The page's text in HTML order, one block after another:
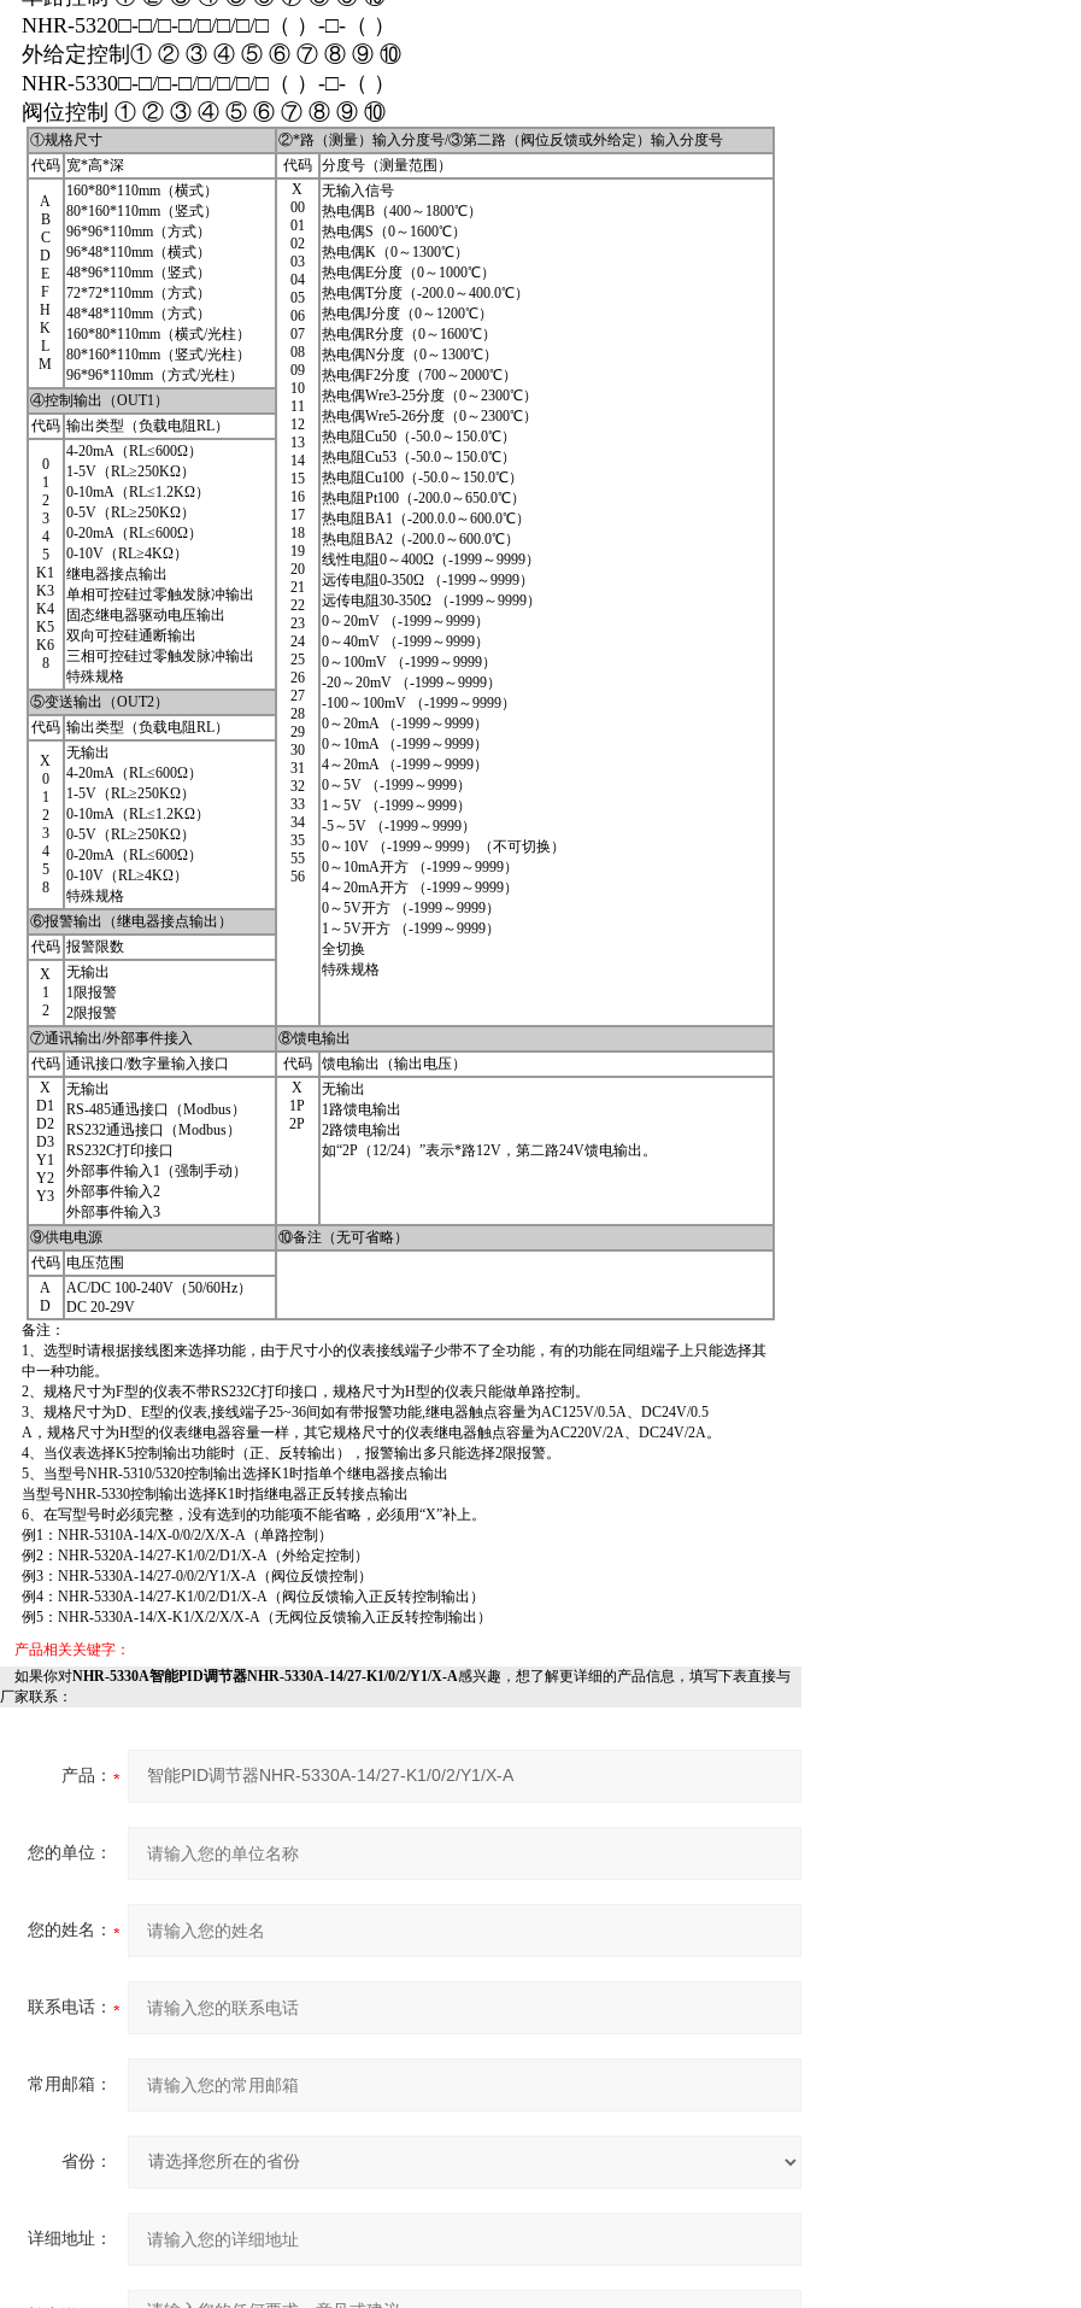
NHR-5320□-□/□-□/□/□/□/□（ ）-□-（ ）
外给定控制① ② ③ ④ ⑤ ⑥ ⑦ ⑧ ⑨ ⑩
NHR-5330□-□/□-□/□/□/□/□（ ）-□-（ ）
阀位控制 ① ② ③ ④ ⑤ ⑥ ⑦ ⑧ ⑨ ⑩
①规格尺寸
②*路（测量）输入分度号/③第二路（阀位反馈或外给定）输入分度号
代码 宽*高*深 代码 分度号（测量范围）
A
B
C
D
E
F
H
K
L
M
160*80*110mm（横式）
80*160*110mm（竖式）
96*96*110mm（方式）
96*48*110mm（横式）
48*96*110mm（竖式）
72*72*110mm（方式）
48*48*110mm（方式）
160*80*110mm（横式/光柱）
80*160*110mm（竖式/光柱）
96*96*110mm（方式/光柱）
X
00
01
02
03
04
05
06
07
08
09
10
11
12
13
14
15
16
17
18
19
20
21
22
23
24
25
26
27
28
29
30
31
32
33
34
35
55
56
无输入信号
热电偶B（400～1800℃）
热电偶S（0～1600℃）
热电偶K（0～1300℃）
热电偶E分度（0～1000℃）
热电偶T分度（-200.0～400.0℃）
热电偶J分度（0～1200℃）
热电偶R分度（0～1600℃）
热电偶N分度（0～1300℃）
热电偶F2分度（700～2000℃）
热电偶Wre3-25分度（0～2300℃）
热电偶Wre5-26分度（0～2300℃）
热电阻Cu50（-50.0～150.0℃）
热电阻Cu53（-50.0～150.0℃）
热电阻Cu100（-50.0～150.0℃）
热电阻Pt100（-200.0～650.0℃）
热电阻BA1（-200.0.0～600.0℃）
热电阻BA2（-200.0～600.0℃）
线性电阻0～400Ω（-1999～9999）
远传电阻0-350Ω （-1999～9999）
远传电阻30-350Ω （-1999～9999）
0～20mV （-1999～9999）
0～40mV （-1999～9999）
0～100mV （-1999～9999）
-20～20mV （-1999～9999）
-100～100mV （-1999～9999）
0～20mA （-1999～9999）
0～10mA （-1999～9999）
4～20mA （-1999～9999）
0～5V （-1999～9999）
1～5V （-1999～9999）
-5～5V （-1999～9999）
0～10V （-1999～9999）（不可切换）
0～10mA开方 （-1999～9999）
4～20mA开方 （-1999～9999）
0～5V开方 （-1999～9999）
1～5V开方 （-1999～9999）
全切换
特殊规格
④控制输出（OUT1）
代码 输出类型（负载电阻RL）
0
1
2
3
4
5
K1
K3
K4
K5
K6
8
4-20mA（RL≤600Ω）
1-5V（RL≥250KΩ）
0-10mA（RL≤1.2KΩ）
0-5V（RL≥250KΩ）
0-20mA（RL≤600Ω）
0-10V（RL≥4KΩ）
继电器接点输出
单相可控硅过零触发脉冲输出
固态继电器驱动电压输出
双向可控硅通断输出
三相可控硅过零触发脉冲输出
特殊规格
⑤变送输出（OUT2）
代码 输出类型（负载电阻RL）
X
0
1
2
3
4
5
8
无输出
4-20mA（RL≤600Ω）
1-5V（RL≥250KΩ）
0-10mA（RL≤1.2KΩ）
0-5V（RL≥250KΩ）
0-20mA（RL≤600Ω）
0-10V（RL≥4KΩ）
特殊规格
⑥报警输出（继电器接点输出）
代码 报警限数
X
1
2
无输出
1限报警
2限报警
⑦通讯输出/外部事件接入
⑧馈电输出
代码 通讯接口/数字量输入接口 代码
馈电输出（输出电压）
X
D1
D2
D3
Y1
Y2
Y3
无输出
RS-485通迅接口（Modbus）
RS232通迅接口（Modbus）
RS232C打印接口
外部事件输入1（强制手动）
外部事件输入2
外部事件输入3
X
1P
2P
无输出
1路馈电输出
2路馈电输出
如“2P（12/24）”表示*路12V，第二路24V馈电输出。
⑨供电电源
⑩备注（无可省略）
代码 电压范围
A
D
AC/DC 100-240V（50/60Hz）
DC 20-29V
备注：
1、选型时请根据接线图来选择功能，由于尺寸小的仪表接线端子少带不了全功能，有的功能在同组端子上只能选择其
中一种功能。
2、规格尺寸为F型的仪表不带RS232C打印接口，规格尺寸为H型的仪表只能做单路控制。
3、规格尺寸为D、E型的仪表,接线端子25~36间如有带报警功能,继电器触点容量为AC125V/0.5A、DC24V/0.5
A，规格尺寸为H型的仪表继电器容量一样，其它规格尺寸的仪表继电器触点容量为AC220V/2A、DC24V/2A。
4、当仪表选择K5控制输出功能时（正、反转输出），报警输出多只能选择2限报警。
5、当型号NHR-5310/5320控制输出选择K1时指单个继电器接点输出
当型号NHR-5330控制输出选择K1时指继电器正反转接点输出
6、在写型号时必须完整，没有选到的功能项不能省略，必须用“X”补上。
例1：NHR-5310A-14/X-0/0/2/X/X-A（单路控制）
例2：NHR-5320A-14/27-K1/0/2/D1/X-A（外给定控制）
例3：NHR-5330A-14/27-0/0/2/Y1/X-A（阀位反馈控制）
例4：NHR-5330A-14/27-K1/0/2/D1/X-A（阀位反馈输入正反转控制输出）
例5：NHR-5330A-14/X-K1/X/2/X/X-A（无阀位反馈输入正反转控制输出）
产品相关关键字：
如果你对NHR-5330A智能PID调节器NHR-5330A-14/27-K1/0/2/Y1/X-A感兴趣，想了解更详细的产品信息，填写下表直接与
厂家联系：
产品：
您的单位：
您的姓名：
联系电话：
常用邮箱：
省份：
详细地址：